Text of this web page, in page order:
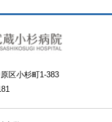
区小杉町1-383